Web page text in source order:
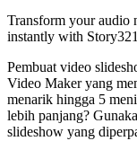
Transform your audio
instantly with
Pembuat video
Video Maker yang
menarik hingga 5
lebih panjang?
slideshow yang